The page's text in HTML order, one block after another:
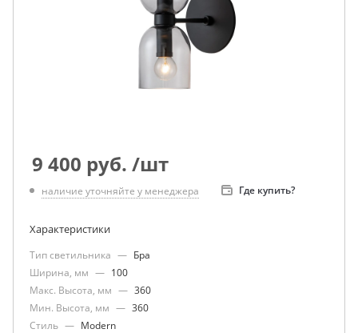
9 400 руб. /шт
наличие уточняйте у менеджера Где купить?
Характеристики
Тип светильника — Бра
Ширина, мм — 100
Макс. Высота, мм — 360
Мин. Высота, мм — 360
Стиль — Modern